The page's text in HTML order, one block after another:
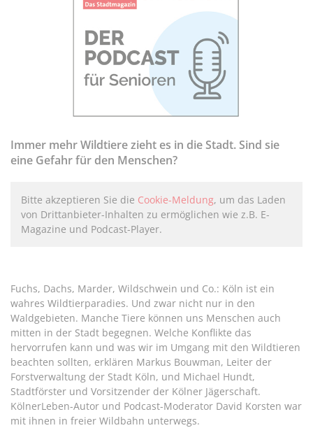
Immer mehr Wildtiere zieht es in die Stadt. Sind sie
eine Gefahr für den Menschen?
Bitte akzeptieren Sie die Cookie-Meldung, um das Laden
von Drittanbieter-Inhalten zu ermöglichen wie z.B. E-
Magazine und Podcast-Player.
Fuchs, Dachs, Marder, Wildschwein und Co.: Köln ist ein
wahres Wildtierparadies. Und zwar nicht nur in den
Waldgebieten. Manche Tiere können uns Menschen auch
mitten in der Stadt begegnen. Welche Konflikte das
hervorrufen kann und was wir im Umgang mit den Wildtieren
beachten sollten, erklären Markus Bouwman, Leiter der
Forstverwaltung der Stadt Köln, und Michael Hundt,
Stadtförster und Vorsitzender der Kölner Jägerschaft.
KölnerLeben-Autor und Podcast-Moderator David Korsten war
mit ihnen in freier Wildbahn unterwegs.